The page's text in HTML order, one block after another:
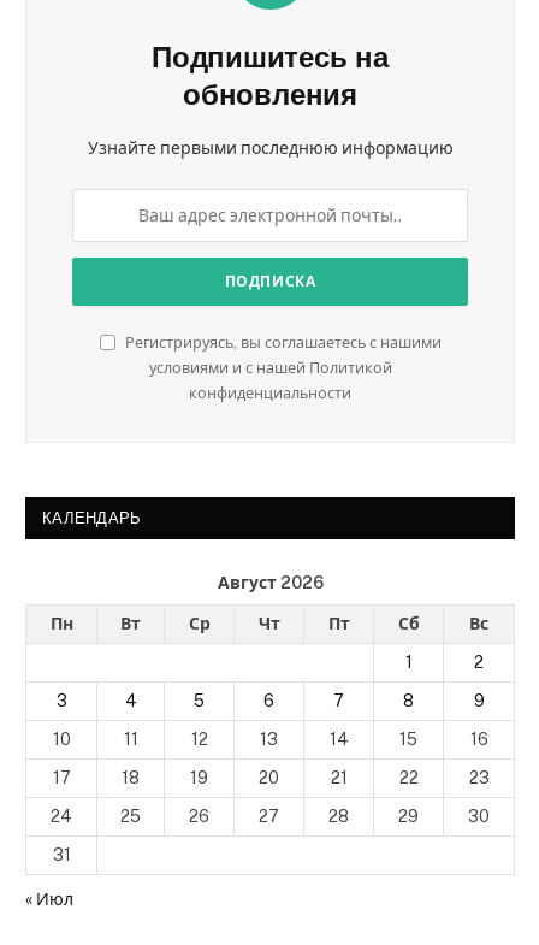
Подпишитесь на
обновления
Узнайте первыми последнюю информацию
Регистрируясь, вы соглашаетесь с нашими
условиями и с нашей Политикой
конфиденциальности
КАЛЕНДАРЬ
Август 2026
Пн Вт Ср Чт Пт Сб
Вс
1
2
3
4 5 6 7 8
9
10
11 12 13 14 15
16
17
18 19 20 21 22
23
24
25 26 27 28 29
30
31
« Июл